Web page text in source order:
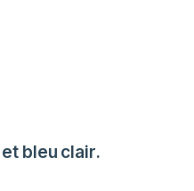
bleu clair.